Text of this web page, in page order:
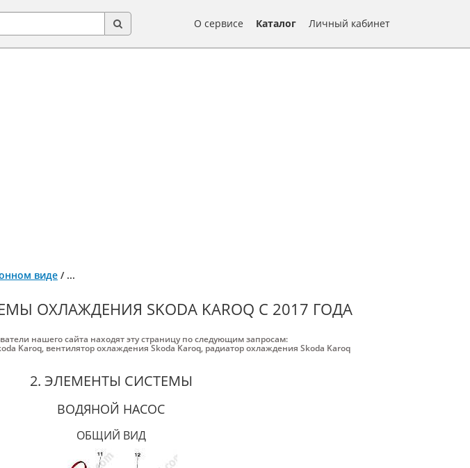
О сервисе Каталог Личный кабинет
виде / ...
ОХЛАЖДЕНИЯ SKODA KAROQ С 2017 ГОДА
нашего сайта находят эту страницу по следующим запросам:
Karoq, вентилятор охлаждения Skoda Karoq, радиатор охлаждения Skoda Karoq
2. ЭЛЕМЕНТЫ СИСТЕМЫ
ВОДЯНОЙ НАСОС
ОБЩИЙ ВИД